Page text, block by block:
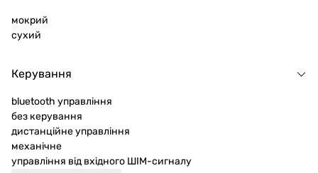
мокрий
сухий
Керування
bluetooth управління
без керування
дистанційне управління
механічне
управління від вхідного ШІМ-сигналу